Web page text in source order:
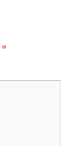
*